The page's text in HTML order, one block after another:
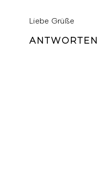
Liebe Grüße
ANTWORTEN